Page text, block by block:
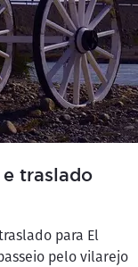
e traslado
para El
pelo vilarejo